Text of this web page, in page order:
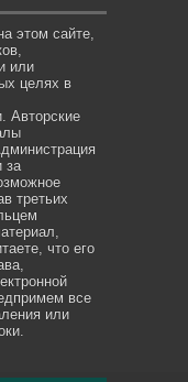
этом сайте,
или
целях в
Авторские
за
третьих
что его
все
или